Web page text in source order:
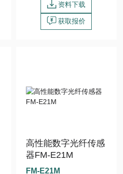
资料下载
获取报价
高性能数字光纤传感
器FM-E21M
FM-E21M